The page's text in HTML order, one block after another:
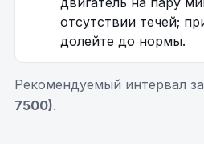
отсутствии течей;
долейте до нормы.
Рекомендуемый интервал
7500).